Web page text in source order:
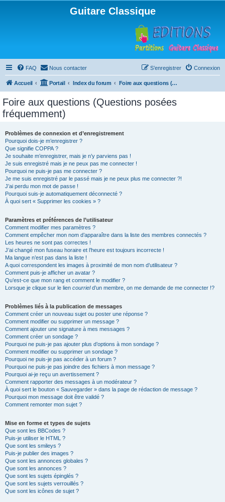
Guitare Classique
FAQ Nous contacter Connexion
S’enregistrer
Accueil Portail Index du forum Foire aux questions (Questions posées fréquemment)
Foire aux questions (Questions posées
fréquemment)
Problèmes de connexion et d’enregistrement
Pourquoi dois-je m’enregistrer ?
Que signifie COPPA ?
Je souhaite m’enregistrer, mais je n’y parviens pas !
Je suis enregistré mais je ne peux pas me connecter !
Pourquoi ne puis-je pas me connecter ?
Je me suis enregistré par le passé mais je ne peux plus me connecter ?!
J’ai perdu mon mot de passe !
Pourquoi suis-je automatiquement déconnecté ?
À quoi sert « Supprimer les cookies » ?
Paramètres et préférences de l’utilisateur
Comment modifier mes paramètres ?
Comment empêcher mon nom d’apparaître dans la liste des membres connectés ?
Les heures ne sont pas correctes !
J’ai changé mon fuseau horaire et l’heure est toujours incorrecte !
Ma langue n’est pas dans la liste !
A quoi correspondent les images à proximité de mon nom d’utilisateur ?
Comment puis-je afficher un avatar ?
Qu’est-ce que mon rang et comment le modifier ?
Lorsque je clique sur le lien courrield’un membre, on me demande de me connecter !?
Problèmes liés à la publication de messages
Comment créer un nouveau sujet ou poster une réponse ?
Comment modifier ou supprimer un message ?
Comment ajouter une signature à mes messages ?
Comment créer un sondage ?
Pourquoi ne puis-je pas ajouter plus d’options à mon sondage ?
Comment modifier ou supprimer un sondage ?
Pourquoi ne puis-je pas accéder à un forum ?
Pourquoi ne puis-je pas joindre des fichiers à mon message ?
Pourquoi ai-je reçu un avertissement ?
Comment rapporter des messages à un modérateur ?
À quoi sert le bouton « Sauvegarder » dans la page de rédaction de message ?
Pourquoi mon message doit être validé ?
Comment remonter mon sujet ?
Mise en forme et types de sujets
Que sont les BBCodes ?
Puis-je utiliser le HTML ?
Que sont les smileys ?
Puis-je publier des images ?
Que sont les annonces globales ?
Que sont les annonces ?
Que sont les sujets épinglés ?
Que sont les sujets verrouillés ?
Que sont les icônes de sujet ?